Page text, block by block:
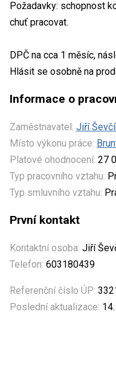
Požadavky: schopnost
chuť pracovat.
DPČ na cca 1 měsíc,
Hlásit se osobně na
Informace o
Zaměstnavatel: Jiří
Místo výkonu práce:
Platové ohodnocení: 27
Typ pracovního vztahu:
Typ smluvního vztahu:
První kontakt
Kontaktní osoba: Jiří
Telefon: 603180439
Referenční číslo ÚP:
Poslední aktualizace: